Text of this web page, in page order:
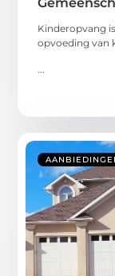
Kinderopvang
opvoeding van